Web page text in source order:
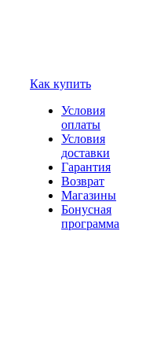
Как купить
Условия
оплаты
Условия
доставки
Гарантия
Возврат
Магазины
Бонусная
программа